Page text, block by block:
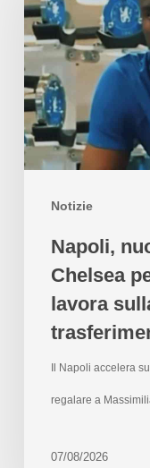
Notizie
Napoli,
Chelsea
lavora
Il Napoli accelera
regalare a
07/08/2026